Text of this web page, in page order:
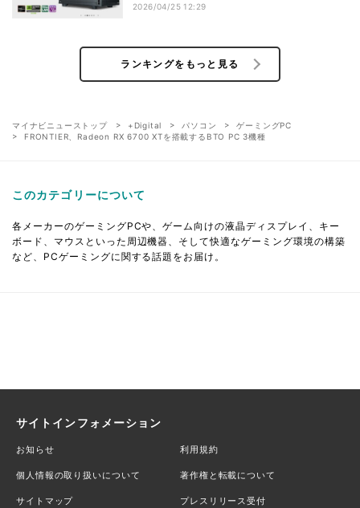
2026/04/25 12:29
ランキングをもっと見る
マイナビニューストップ +Digital パソコン
ゲーミングPC
FRONTIER、Radeon RX 6700 XTを搭載するBTO PC 3機種
このカテゴリーについて
各メーカーのゲーミングPCや、ゲーム向けの液晶ディスプレイ、キー
ボード、マウスといった周辺機器、そして快適なゲーミング環境の構築
など、PCゲーミングに関する話題をお届け。
サイトインフォメーション
お知らせ 利用規約
個人情報の取り扱いについて 著作権と転載について
サイトマップ プレスリリース受付